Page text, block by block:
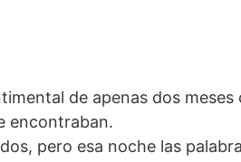
de apenas dos meses
encontraban.
pero esa noche las